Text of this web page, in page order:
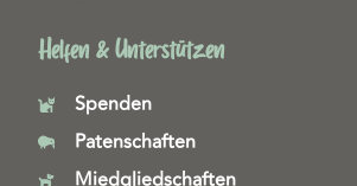
Helfen & Unterstützen
Spenden
Patenschaften
Miedgliedschaften